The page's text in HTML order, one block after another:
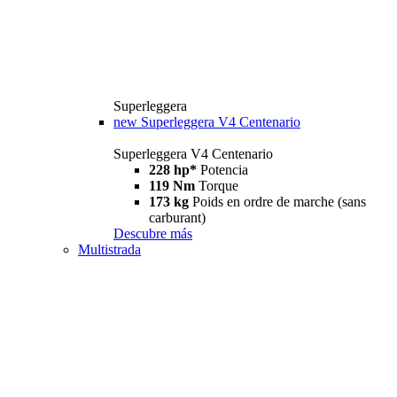
Superleggera
new Superleggera V4 Centenario
Superleggera V4 Centenario
228 hp* Potencia
119 Nm Torque
173 kg Poids en ordre de marche (sans
carburant)
Descubre más
Multistrada